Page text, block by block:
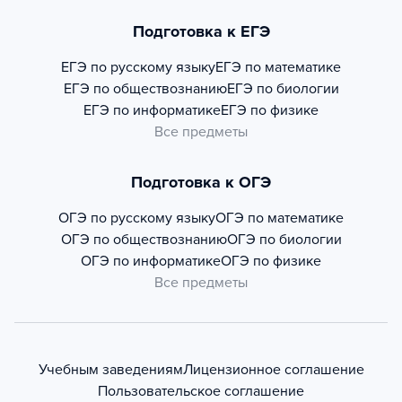
Подготовка к ЕГЭ
ЕГЭ по русскому языкуЕГЭ по математике
ЕГЭ по обществознаниюЕГЭ по биологии
ЕГЭ по информатикеЕГЭ по физике
Все предметы
Подготовка к ОГЭ
ОГЭ по русскому языкуОГЭ по математике
ОГЭ по обществознаниюОГЭ по биологии
ОГЭ по информатикеОГЭ по физике
Все предметы
Учебным заведениямЛицензионное соглашение
Пользовательское соглашение